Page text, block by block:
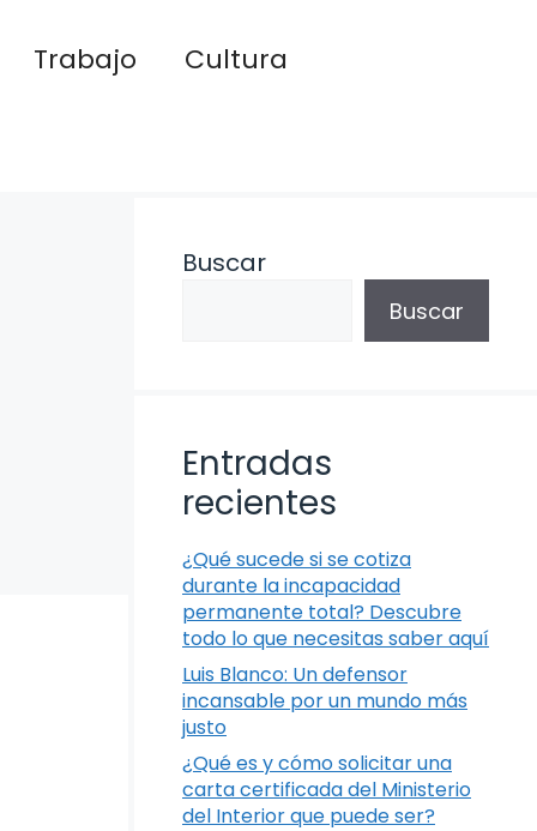
Trabajo Cultura
Buscar
Buscar
Entradas
recientes
¿Qué sucede si se cotiza
durante la incapacidad
permanente total? Descubre
todo lo que necesitas saber aquí
Luis Blanco: Un defensor
incansable por un mundo más
justo
¿Qué es y cómo solicitar una
carta certificada del Ministerio
del Interior que puede ser?